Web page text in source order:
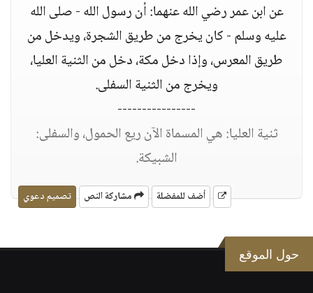
عن ابن عمر رضي الله عنهما: أن رسول الله - صلى الله
عليه وسلم - كان يخرج من طريق الشجرة، ويدخل من
طريق المعرس، وإذا دخل مكة، دخل من الثنية العليا،
ويخرج من الثنية السفلى.
----------------
ثنية العليا: هي المسماة الآن ريع الحمول، والسفلى:
الشبيكة.
أضف للمفضلة مشاركة النص تصميم دعوي
حول الموقع